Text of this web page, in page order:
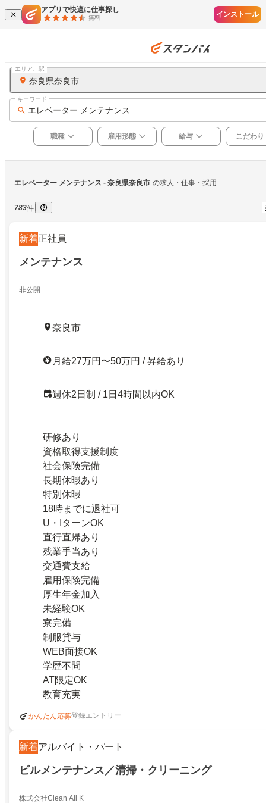
アプリで快適に仕事探し
無料 インストール
奈良県奈良市
エリア、駅
エレベーター メンテナンス
キーワード
職種 雇用形態 給与 こだわり
エレベーター メンテナンス - 奈良県奈良市 の求人・仕事・採用
783件
新着正社員
メンテナンス
非公開
奈良市
月給27万円〜50万円 / 昇給あり
週休2日制 / 1日4時間以内OK
研修あり
資格取得支援制度
社会保険完備
長期休暇あり
特別休暇
18時までに退社可
U・IターンOK
直行直帰あり
残業手当あり
交通費支給
雇用保険完備
厚生年金加入
未経験OK
寮完備
制服貸与
WEB面接OK
学歴不問
AT限定OK
教育充実
かんたん応募登録エントリー
新着アルバイト・パート
ビルメンテナンス／清掃・クリーニング
株式会社Clean All K